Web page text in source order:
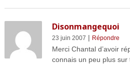
Disonmangequoi
23 juin 2007 | Répondre
Merci Chantal d’avoir
connais un peu plus sur